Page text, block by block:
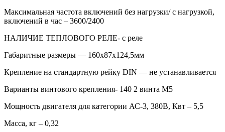
Максимальная частота включений без нагрузки/ с нагрузкой,
включений в час – 3600/2400
НАЛИЧИЕ ТЕПЛОВОГО РЕЛЕ- с реле
Габаритные размеры — 160х87х124,5мм
Крепление на стандартную рейку DIN — не устанавливается
Варианты винтового крепления- 140 2 винта М5
Мощность двигателя для категории АС-3, 380В, Квт – 5,5
Масса, кг – 0,32